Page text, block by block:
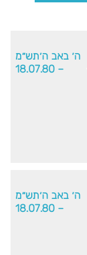
ה׳ באב ה׳תש״מ
– 18.07.80
ה׳ באב ה׳תש״מ
– 18.07.80